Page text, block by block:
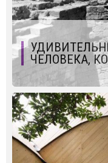
ЧЕЛОВЕКА,